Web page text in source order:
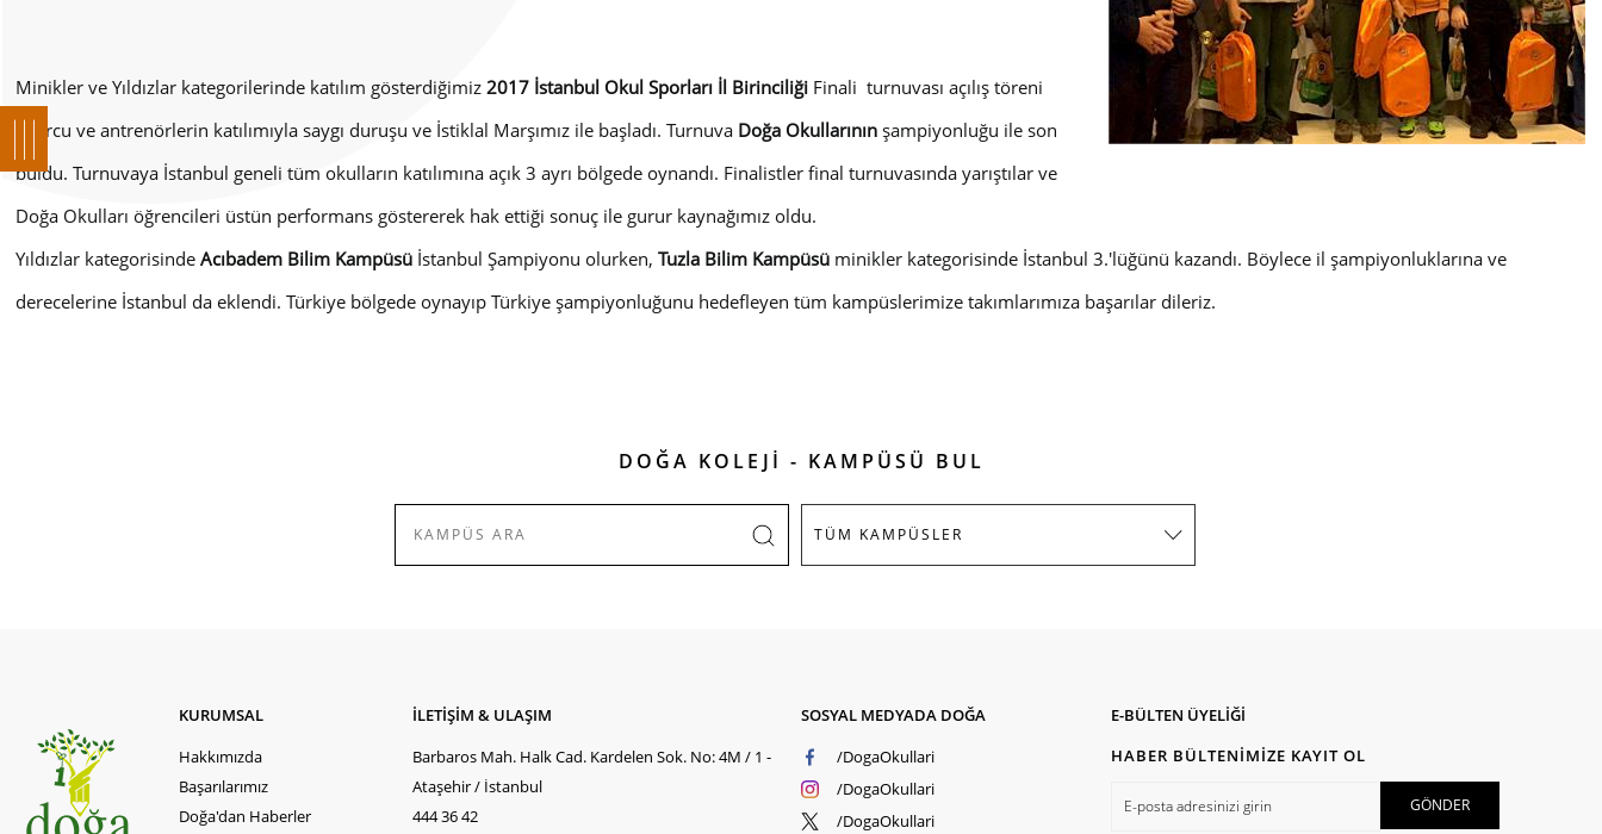
Minikler ve Yıldızlar kategorilerinde katılım gösterdiğimiz2017 İstanbul Okul Sporları İl Birinciliği Finali turnuvası açılış töreni
sporcu ve antrenörlerin katılımıyla saygı duruşu ve İstiklal Marşımız ile başladı. Turnuva Doğa Okullarının şampiyonluğu ile son
buldu. Turnuvaya İstanbul geneli tüm okulların katılımına açık 3 ayrı bölgede oynandı. Finalistler final turnuvasında yarıştılar ve
Doğa Okulları öğrencileri üstün performans göstererek hak ettiği sonuç ile gurur kaynağımız oldu.
Yıldızlar kategorisinde Acıbadem Bilim Kampüsü İstanbul Şampiyonu olurken,Tuzla Bilim Kampüsü minikler kategorisinde İstanbul 3.'lüğünü kazandı. Böylece il şampiyonluklarına ve
derecelerine İstanbul da eklendi. Türkiye bölgede oynayıp Türkiye şampiyonluğunu hedefleyen tüm kampüslerimize takımlarımıza başarılar dileriz.
DOĞA KOLEJİ - KAMPÜSÜ BUL
KURUMSAL
Hakkımızda
Başarılarımız
Doğa'dan Haberler
İLETİŞİM & ULAŞIM
Barbaros Mah. Halk Cad. Kardelen Sok. No: 4M / 1 -
Ataşehir / İstanbul
444 36 42
SOSYAL MEDYADA DOĞA
/DogaOkullari
/DogaOkullari
/DogaOkullari
E-BÜLTEN ÜYELİĞİ
HABER BÜLTENİMİZE KAYIT OL